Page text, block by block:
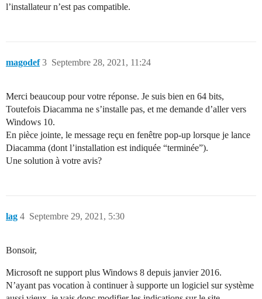
l’installateur n’est pas compatible.
magodef Septembre 28, 2021, 11:24
3
Merci beaucoup pour votre réponse. Je suis bien en 64 bits,
Toutefois Diacamma ne s’installe pas, et me demande d’aller vers
Windows 10.
En pièce jointe, le message reçu en fenêtre pop-up lorsque je lance
Diacamma (dont l’installation est indiquée “terminée”).
Une solution à votre avis?
lag Septembre 29, 2021, 5:30
4
Bonsoir,
Microsoft ne support plus Windows 8 depuis janvier 2016.
N’ayant pas vocation à continuer à supporte un logiciel sur système